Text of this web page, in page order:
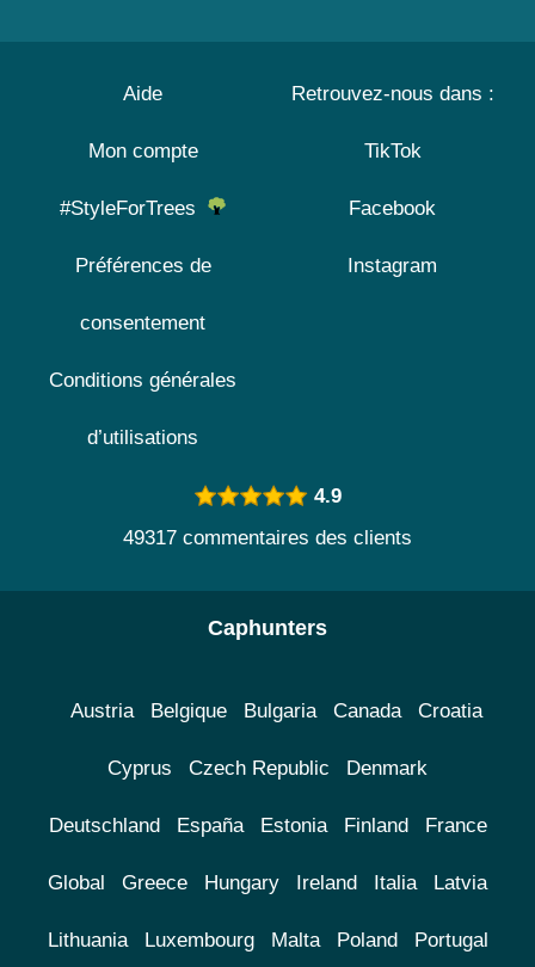
Aide
Mon compte
#StyleForTrees
Préférences de
consentement
Conditions générales
d’utilisations
Retrouvez-nous dans :
TikTok
Facebook
Instagram
4.9
49317 commentaires des clients
Caphunters
Austria Belgique Bulgaria Canada Croatia
Cyprus Czech Republic Denmark
Deutschland España Estonia Finland France
Global Greece Hungary Ireland Italia Latvia
Lithuania Luxembourg Malta Poland Portugal